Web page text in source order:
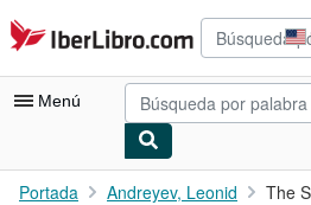
Pasar al contenido principal
IberLibro.com
Menú
Mi cuenta
Portada Andreyev, Leonid The